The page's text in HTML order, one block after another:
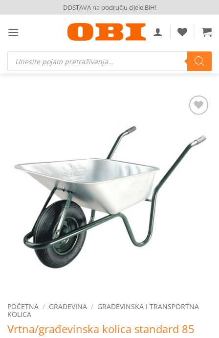
to
content
DOSTAVA na području cijele BiH!
Products
search
listu
želja
POČETNA / GRAĐEVINA / GRAĐEVINSKA I TRANSPORTNA
KOLICA
Vrtna/građevinska kolica standard 85